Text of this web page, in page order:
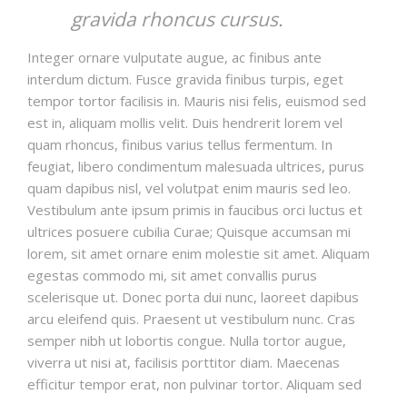
gravida rhoncus cursus.
Integer ornare vulputate augue, ac finibus ante
interdum dictum. Fusce gravida finibus turpis, eget
tempor tortor facilisis in. Mauris nisi felis, euismod sed
est in, aliquam mollis velit. Duis hendrerit lorem vel
quam rhoncus, finibus varius tellus fermentum. In
feugiat, libero condimentum malesuada ultrices, purus
quam dapibus nisl, vel volutpat enim mauris sed leo.
Vestibulum ante ipsum primis in faucibus orci luctus et
ultrices posuere cubilia Curae; Quisque accumsan mi
lorem, sit amet ornare enim molestie sit amet. Aliquam
egestas commodo mi, sit amet convallis purus
scelerisque ut. Donec porta dui nunc, laoreet dapibus
arcu eleifend quis. Praesent ut vestibulum nunc. Cras
semper nibh ut lobortis congue. Nulla tortor augue,
viverra ut nisi at, facilisis porttitor diam. Maecenas
efficitur tempor erat, non pulvinar tortor. Aliquam sed